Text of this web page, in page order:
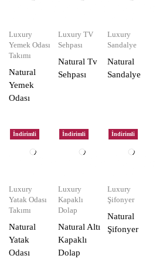
Luxury
Yemek Odası
Takımı
Natural
Yemek
Odası
Luxury TV
Sehpası
Natural Tv
Sehpası
Luxury
Sandalye
Natural
Sandalye
İndirimli
Luxury
Yatak Odası
Takımı
Natural
Yatak
Odası
İndirimli
Luxury
Kapaklı
Dolap
Natural Altı
Kapaklı
Dolap
İndirimli
Luxury
Şifonyer
Natural
Şifonyer